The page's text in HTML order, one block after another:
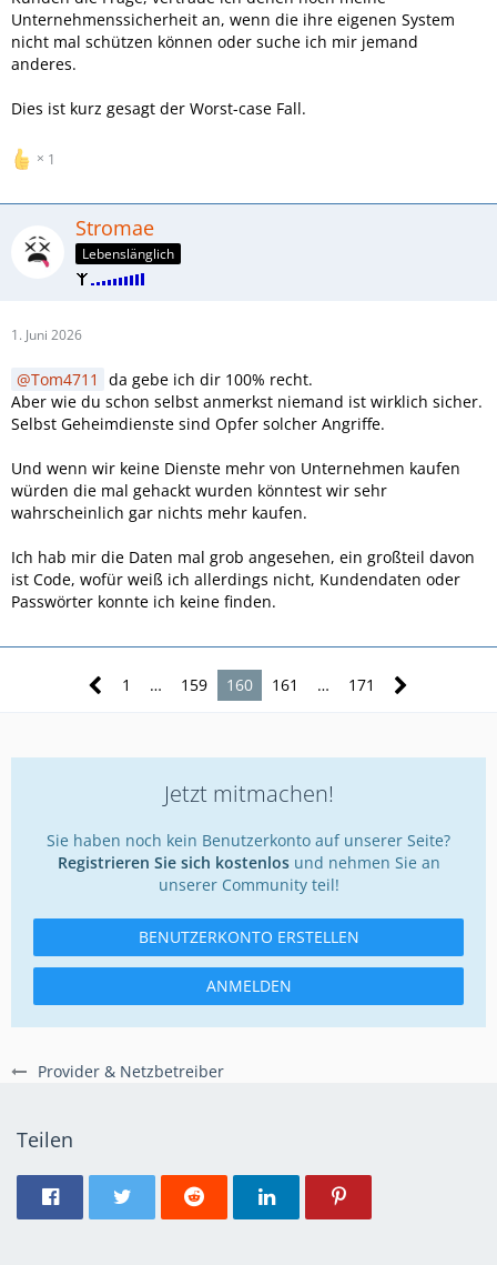
Provider & Netzbetreiber
Unternehmenssicherheit an, wenn die ihre eigenen System
nicht mal schützen können oder suche ich mir jemand
anderes.
Dies ist kurz gesagt der Worst-case Fall.
1
Stromae
Lebenslänglich
1. Juni 2026
Tom4711
da gebe ich dir 100% recht.
Aber wie du schon selbst anmerkst niemand ist wirklich sicher.
Selbst Geheimdienste sind Opfer solcher Angriffe.
Und wenn wir keine Dienste mehr von Unternehmen kaufen
würden die mal gehackt wurden könntest wir sehr
wahrscheinlich gar nichts mehr kaufen.
Ich hab mir die Daten mal grob angesehen, ein großteil davon
ist Code, wofür weiß ich allerdings nicht, Kundendaten oder
Passwörter konnte ich keine finden.
1 … 159 160 161 … 171
Jetzt mitmachen!
Sie haben noch kein Benutzerkonto auf unserer Seite?
Registrieren Sie sich kostenlosund nehmen Sie an
unserer Community teil!
BENUTZERKONTO ERSTELLEN
ANMELDEN
Teilen